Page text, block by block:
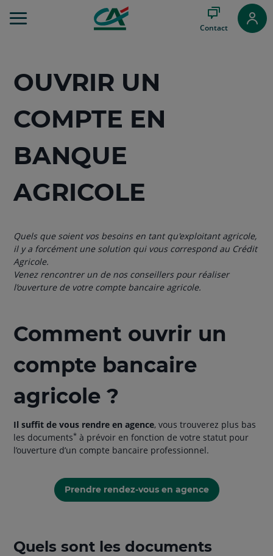
au
au
de
page
Contact
OUVRIR UN
COMPTE EN
BANQUE
AGRICOLE
Quels que soient vos besoins en tant qu'exploitant agricole,
il y a forcément une solution qui vous correspond au Crédit
Agricole.
Venez rencontrer un de nos conseillers pour réaliser
l’ouverture de votre compte bancaire agricole.
Comment ouvrir un
compte bancaire
agricole ?
Il suffit de vous rendre en agence, vous trouverez plus bas
les documents* à prévoir en fonction de votre statut pour
l’ouverture d’un compte bancaire professionnel.
Prendre rendez-vous en agence
Quels sont les documents